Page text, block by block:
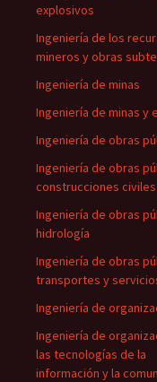
explosivos
Ingeniería de los
mineros y obras
Ingeniería de minas
Ingeniería de minas y
Ingeniería de obras
Ingeniería de obras
construcciones civiles
Ingeniería de obras
hidrología
Ingeniería de obras
transportes y
Ingeniería de
Ingeniería de
las tecnologías de la
información y la